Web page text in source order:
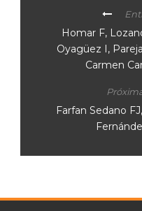
Homar F,
Oyagüez I,
Carmen
Farfan Sedano